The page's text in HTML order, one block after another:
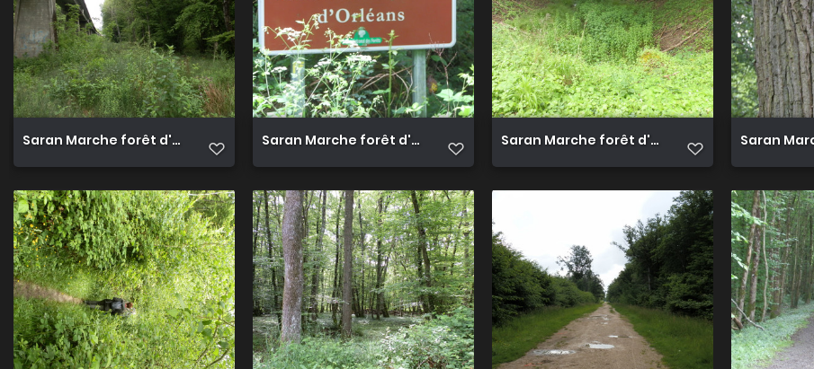
Saran Marche forêt d'Orléans 4 Saran Marche forêt d'Orléans 2 Saran Marche forêt d'Orléans 5 Saran